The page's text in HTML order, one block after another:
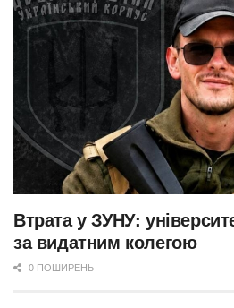
Втрата у ЗУНУ:
за видатним колегою
0 ПОШИРЕНЬ